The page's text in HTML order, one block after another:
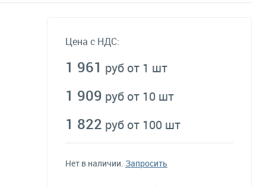
Цена с НДС:
1 961 руб от 1 шт
1 909 руб от 10 шт
1 822 руб от 100 шт
Нет в наличии. Запросить